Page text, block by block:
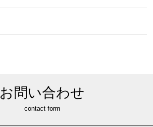
お問い合わせ
contact form